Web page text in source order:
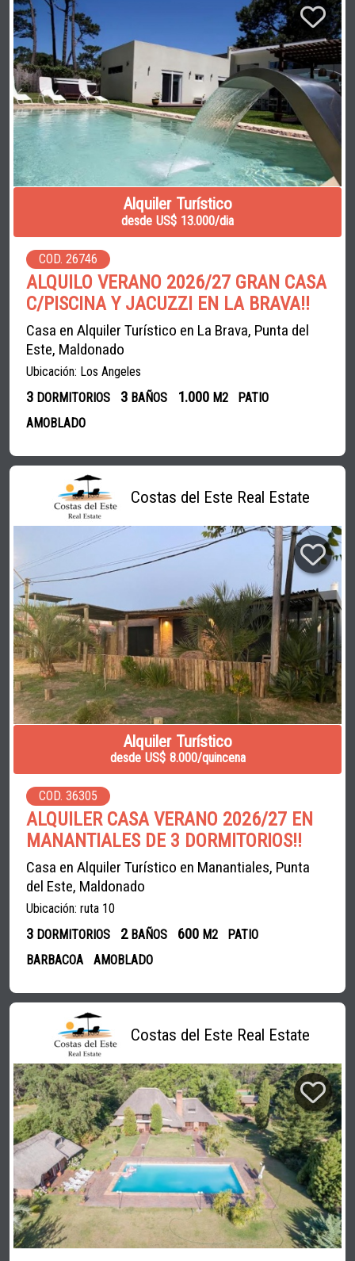
Alquiler Turístico
desde US$ 13.000/dia
COD. 26746
ALQUILO VERANO 2026/27 GRAN CASA
C/PISCINA Y JACUZZI EN LA BRAVA!!
Casa en Alquiler Turístico en La Brava, Punta del
Este, Maldonado
Ubicación: Los Angeles
3 DORMITORIOS 3BAÑOS 1.000 M2
PATIO
AMOBLADO
Costas del Este Real Estate
Alquiler Turístico
desde US$ 8.000/quincena
COD. 36305
ALQUILER CASA VERANO 2026/27 EN
MANANTIALES DE 3 DORMITORIOS!!
Casa en Alquiler Turístico en Manantiales, Punta
del Este, Maldonado
Ubicación: ruta 10
3 DORMITORIOS 2BAÑOS 600 M2
PATIO
BARBACOA
AMOBLADO
Costas del Este Real Estate